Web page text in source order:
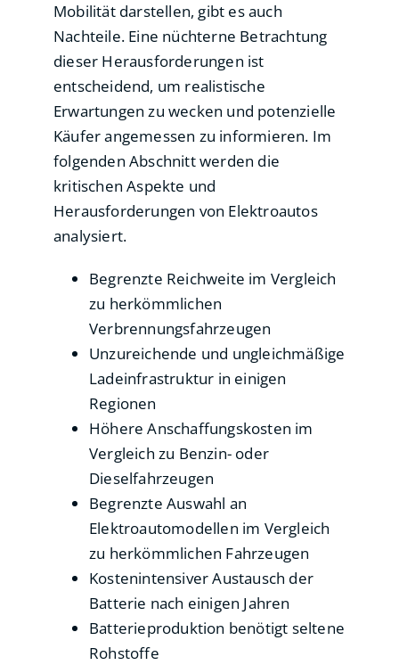
Mobilität darstellen, gibt es auch
Nachteile. Eine nüchterne Betrachtung
dieser Herausforderungen ist
entscheidend, um realistische
Erwartungen zu wecken und potenzielle
Käufer angemessen zu informieren. Im
folgenden Abschnitt werden die
kritischen Aspekte und
Herausforderungen von Elektroautos
analysiert.
Begrenzte Reichweite im Vergleich
zu herkömmlichen
Verbrennungsfahrzeugen
Unzureichende und ungleichmäßige
Ladeinfrastruktur in einigen
Regionen
Höhere Anschaffungskosten im
Vergleich zu Benzin- oder
Dieselfahrzeugen
Begrenzte Auswahl an
Elektroautomodellen im Vergleich
zu herkömmlichen Fahrzeugen
Kostenintensiver Austausch der
Batterie nach einigen Jahren
Batterieproduktion benötigt seltene
Rohstoffe